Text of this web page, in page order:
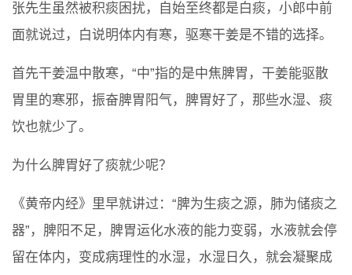
张先生虽然被积痰困扰，自始至终都是白痰，小郎中前
面就说过，白说明体内有寒，驱寒干姜是不错的选择。
首先干姜温中散寒，“中”指的是中焦脾胃，干姜能驱散
胃里的寒邪，振奋脾胃阳气，脾胃好了，那些水湿、痰
饮也就少了。
为什么脾胃好了痰就少呢？
《黄帝内经》里早就讲过：“脾为生痰之源，肺为储痰之
器”，脾阳不足，脾胃运化水液的能力变弱，水液就会停
留在体内，变成病理性的水湿，水湿日久，就会凝聚成